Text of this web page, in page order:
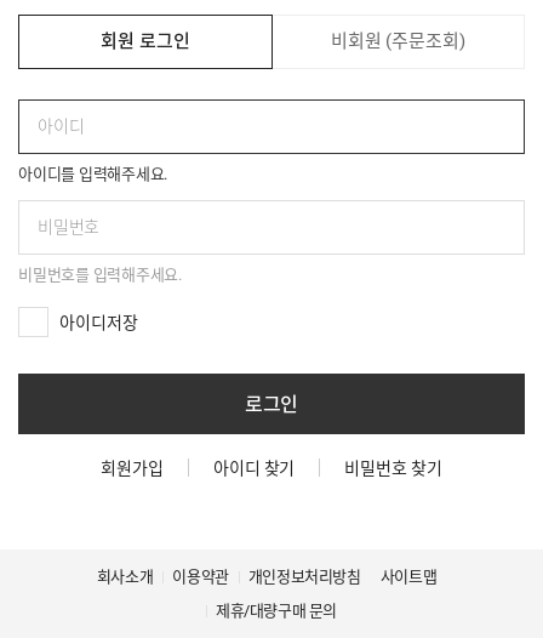
회원 로그인 비회원 (주문조회)
아이디를 입력해주세요.
비밀번호를 입력해주세요.
아이디저장
로그인
회원가입 아이디 찾기 비밀번호 찾기
회사소개 이용약관 개인정보처리방침
사이트맵
제휴/대량구매 문의